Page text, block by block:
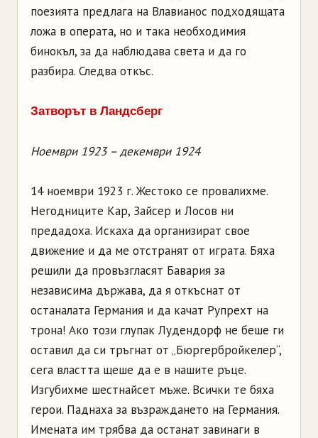
поезията предлага на Влавианос подходящата
ложа в операта, но и така необходимия
бинокъл, за да наблюдава света и да го
разбира. Следва откъс.
Затворът в Ландсберг
Ноември 1923 – декември 1924
14 ноември 1923 г. Жестоко се провалихме.
Негодниците Кар, Зайсер и Лосов ни
предадоха. Искаха да организират свое
движение и да ме отстранят от играта. Бяха
решили да провъзгласят Бавария за
независима държава, да я откъснат от
останалата Германия и да качат Рупрехт на
трона! Ако този глупак Лудендорф не беше ги
оставил да си тръгнат от „Бюргербройкелер“,
сега властта щеше да е в нашите ръце.
Изгубихме шестнайсет мъже. Всички те бяха
герои. Паднаха за възраждането на Германия.
Имената им трябва да останат завинаги в